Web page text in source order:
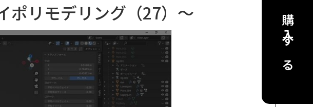
ポリモデリング（27）～
購入する